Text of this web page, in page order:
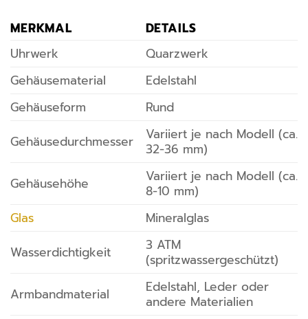
MERKMAL
DETAILS
Uhrwerk
Quarzwerk
Gehäusematerial
Edelstahl
Gehäuseform
Rund
Gehäusedurchmesser
Variiert je nach Modell (ca.
32-36 mm)
Gehäusehöhe
Variiert je nach Modell (ca.
8-10 mm)
Glas
Mineralglas
Wasserdichtigkeit
3 ATM
(spritzwassergeschützt)
Armbandmaterial
Edelstahl, Leder oder
andere Materialien